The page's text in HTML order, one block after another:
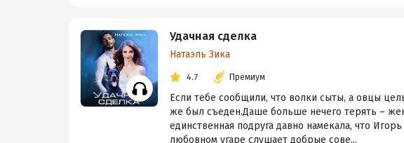
Удачная сделка
Натаэль Зика
4.7 Премиум
Если тебе сообщили, что волки сыты, а овцы
же был съеден.Даше больше нечего терять –
единственная подруга давно намекала, что
любовном угаре слушает добрые сове...